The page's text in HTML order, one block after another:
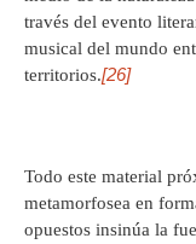
través del evento
musical del mundo
territorios.[26]
Todo este material
metamorfosea en
opuestos insinúa la